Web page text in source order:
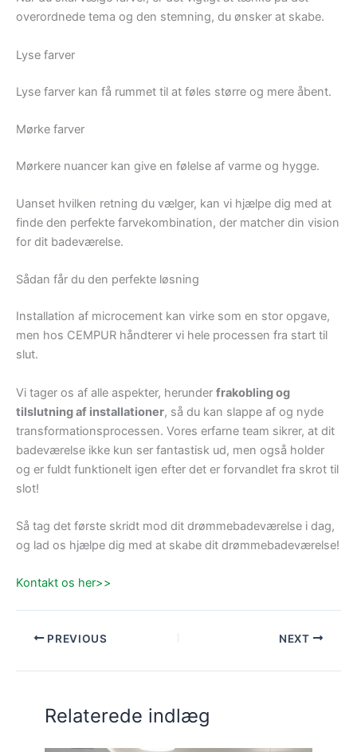
overordnede tema og den stemning, du ønsker at skabe.
Lyse farver
Lyse farver kan få rummet til at føles større og mere åbent.
Mørke farver
Mørkere nuancer kan give en følelse af varme og hygge.
Uanset hvilken retning du vælger, kan vi hjælpe dig med at
finde den perfekte farvekombination, der matcher din vision
for dit badeværelse.
Sådan får du den perfekte løsning
Installation af microcement kan virke som en stor opgave,
men hos CEMPUR håndterer vi hele processen fra start til
slut.
Vi tager os af alle aspekter, herunder frakobling og
tilslutning af installationer, så du kan slappe af og nyde
transformationsprocessen. Vores erfarne team sikrer, at dit
badeværelse ikke kun ser fantastisk ud, men også holder
og er fuldt funktionelt igen efter det er forvandlet fra skrot til
slot!
Så tag det første skridt mod dit drømmebadeværelse i dag,
og lad os hjælpe dig med at skabe dit drømmebadeværelse!
Kontakt os her>>
PREVIOUS NEXT
Relaterede indlæg